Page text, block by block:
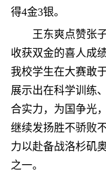
得4金3银。
王东爽点赞张
收获双金的喜人成
我校学生在大赛敢
展示出在科学训练
合实力，为国争光
继续发扬胜不骄败
力以赴备战洛杉矶
之一。